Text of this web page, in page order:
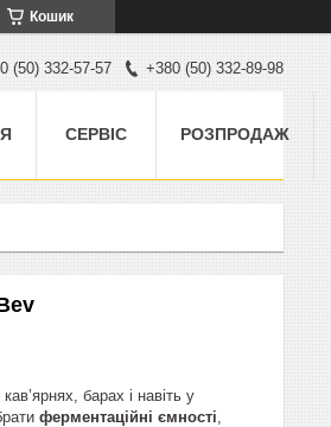
Кошик
(50) 332-57-57 +380 (50) 332-89-98
СЕРВІС РОЗПРОДАЖ
барах і навіть у
ферментаційні ємності